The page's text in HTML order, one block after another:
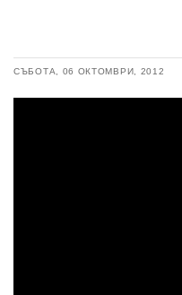
СЪБОТА, 06 ОКТОМВРИ, 2012